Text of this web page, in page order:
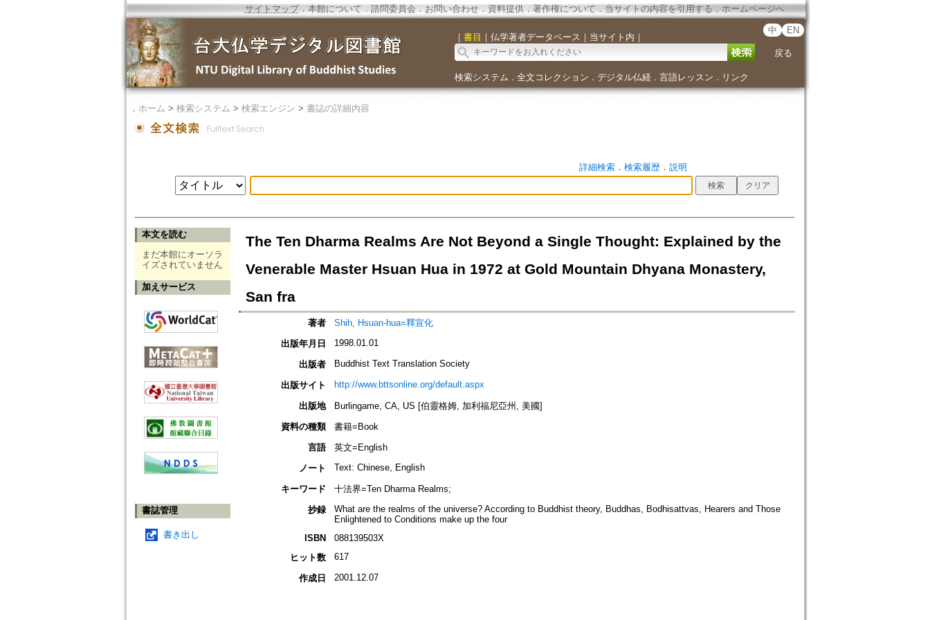
サイトマップ．本館について ． 諮問委員会． お問い合わせ． 資料提供． 著作権について．当サイトの内容を引用する ． ホームページへ
｜ 書目 ｜ 仏学著者データベース ｜ 当サイト内 ｜
中 EN
戻る
検索システム ． 全文コレクション ． デジタル仏経． 言語レッスン ． リンク
． ホーム > 検索システム > 検索エンジン > 書誌の詳細内容
詳細検索． 検索履歴． 説明
本文を読む
まだ本館にオーソラ
イズされていません
加えサービス
書誌管理
書き出し
The Ten Dharma Realms Are Not Beyond a Single Thought: Explained by the
Venerable Master Hsuan Hua in 1972 at Gold Mountain Dhyana Monastery,
San fra
著者
Shih, Hsuan-hua=釋宣化
出版年月日
1998.01.01
出版者 Buddhist Text Translation Society
出版サイト http://www.bttsonline.org/default.aspx
出版地
Burlingame, CA, US [伯靈格姆, 加利福尼亞州, 美國]
資料の種類
書籍=Book
言語
英文=English
ノート
Text: Chinese, English
キーワード
十法界=Ten Dharma Realms;
抄録
What are the realms of the universe? According to Buddhist theory, Buddhas, Bodhisattvas, Hearers and Those
Enlightened to Conditions make up the four
ISBN
088139503X
ヒット数
617
作成日 2001.12.07